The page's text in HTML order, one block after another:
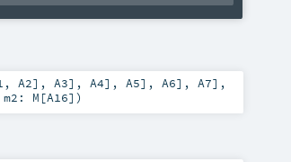
, A2], A3], A4], A5], A6], A7],
m2: M [A16] )